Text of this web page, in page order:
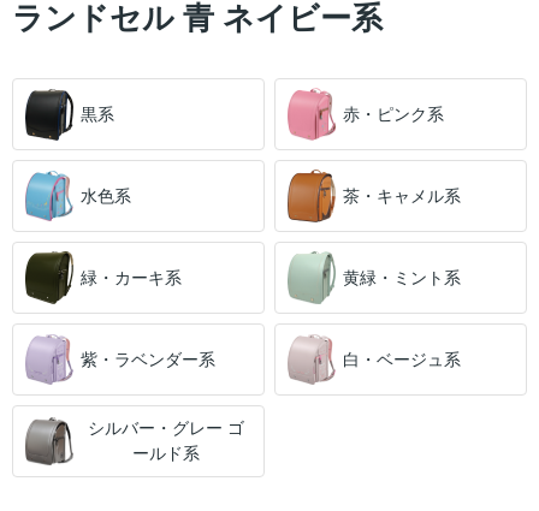
ランドセル 青 ネイビー系
黒系 赤・ピンク系
水色系 茶・キャメル系
緑・カーキ系 黄緑・ミント系
紫・ラベンダー系 白・ベージュ系
シルバー・グレー ゴ
ールド系